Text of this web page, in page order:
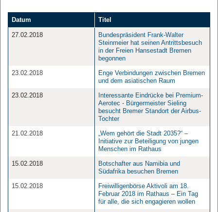
Datum Titel
27.02.2018
Bundespräsident Frank-Walter
Steinmeier hat seinen Antrittsbesuch
in der Freien Hansestadt Bremen
begonnen
23.02.2018
Enge Verbindungen zwischen Bremen
und dem asiatischen Raum
23.02.2018
Interessante Eindrücke bei Premium-
Aerotec - Bürgermeister Sieling
besucht Bremer Standort der Airbus-
Tochter
21.02.2018
„Wem gehört die Stadt 2035?“ –
Initiative zur Beteiligung von jungen
Menschen im Rathaus
15.02.2018
Botschafter aus Namibia und
Südafrika besuchen Bremen
15.02.2018
Freiwilligenbörse Aktivoli am 18.
Februar 2018 im Rathaus – Ein Tag
für alle, die sich engagieren wollen